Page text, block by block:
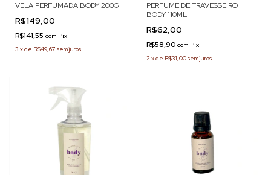
VELA PERFUMADA BODY 200G
R$149,00
R$141,55 com Pix
3 xde R$49,67 sem juros
PERFUME DE TRAVESSEIRO
BODY 110ML
R$62,00
R$58,90 com Pix
2 xde R$31,00sem juros